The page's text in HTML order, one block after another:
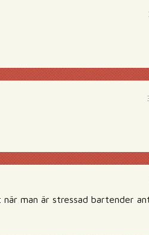
man är stressad bartender